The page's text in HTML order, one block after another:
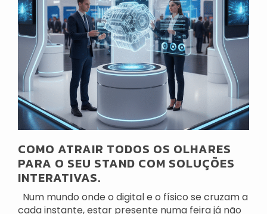
COMO ATRAIR TODOS OS OLHARES
PARA O SEU STAND COM SOLUÇÕES
INTERATIVAS.
Num mundo onde o digital e o físico se cruzam a
cada instante, estar presente numa feira já não